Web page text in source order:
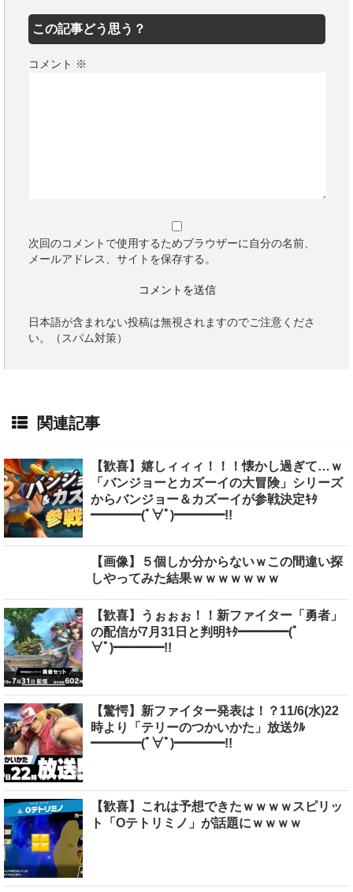
この記事どう思う？
コメント ※
次回のコメントで使用するためブラウザーに自分の名前、
メールアドレス、サイトを保存する。
日本語が含まれない投稿は無視されますのでご注意くださ
い。（スパム対策）
関連記事
【歓喜】嬉しィィィ！！！懐かし過ぎて…ｗ
「バンジョーとカズーイの大冒険」シリーズ
からバンジョー＆カズーイが参戦決定ｷﾀ
━━━━(ﾟ∀ﾟ)━━━━!!
【画像】５個しか分からないｗこの間違い探
しやってみた結果ｗｗｗｗｗｗｗ
【歓喜】うぉぉぉ！！新ファイター「勇者」
の配信が7月31日と判明ｷﾀ━━━━(ﾟ
∀ﾟ)━━━━!!
【驚愕】新ファイター発表は！？11/6(水)22
時より「テリーのつかいかた」放送ｸﾙ
━━━━(ﾟ∀ﾟ)━━━━!!
【歓喜】これは予想できたｗｗｗｗスピリッ
ト「Oテトリミノ」が話題にｗｗｗｗ